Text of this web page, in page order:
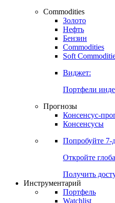
Виджет:
Карта
Commodities
Золото
Бензин
Soft
Виджет:
Портфели
Прогнозы
Консенсусы
Попробуйте7-
Откройте